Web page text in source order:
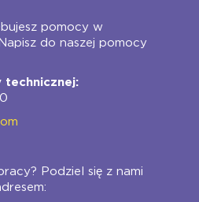
pomocy w
do naszej pomocy
technicznej:
Podziel się z nami